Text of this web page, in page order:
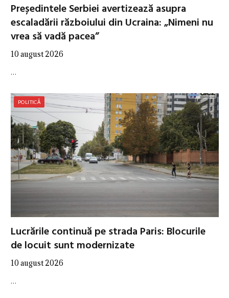
Președintele Serbiei avertizează asupra
escaladării războiului din Ucraina: „Nimeni nu
vrea să vadă pacea”
10 august 2026
…
POLITICĂ
Lucrările continuă pe strada Paris: Blocurile
de locuit sunt modernizate
10 august 2026
…